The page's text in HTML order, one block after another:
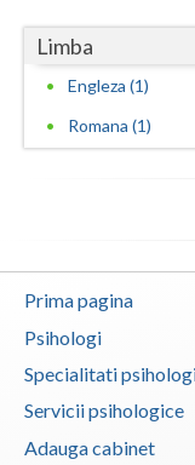
Limba
Engleza (1)
Romana (1)
Prima pagina
Psihologi
Specialitati
Servicii psihologice
Adauga cabinet